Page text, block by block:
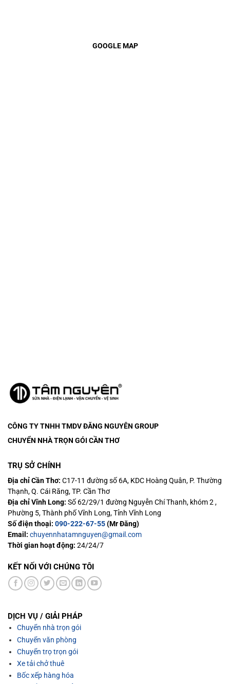
GOOGLE MAP
CÔNG TY TNHH TMDV ĐĂNG NGUYÊN GROUP
CHUYỂN NHÀ TRỌN GÓI CẦN THƠ
TRỤ SỞ CHÍNH
Địa chỉ Cần Thơ: C17-11 đường số 6A, KDC Hoàng Quân, P. Thường
Thạnh, Q. Cái Răng, TP. Cần Thơ
Địa chỉ Vĩnh Long: Số 62/29/1 đường Nguyễn Chí Thanh, khóm 2 ,
Phường 5, Thành phố Vĩnh Long, Tỉnh Vĩnh Long
Số điện thoại: 090-222-67-55(Mr Đăng)
Email: chuyennhatamnguyen@gmail.com
Thời gian hoạt động: 24/24/7
KẾT NỐI VỚI CHÚNG TÔI
DỊCH VỤ / GIẢI PHÁP
Chuyển nhà trọn gói
Chuyển văn phòng
Chuyển trọ trọn gói
Xe tải chở thuê
Bốc xếp hàng hóa